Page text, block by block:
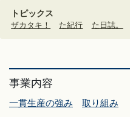
トピックス
ザカタキ！ た紀行 た日誌。
事業内容
一貫生産の強み 取り組み